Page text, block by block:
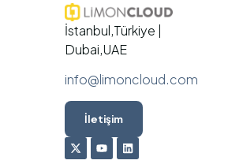
İstanbul,Türkiye |
Dubai,UAE
info@limoncloud.com
İletişim